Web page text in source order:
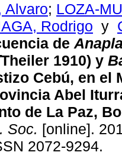
Alvaro; LOZA-
Rodrigo y
de
Theiler 1910) y
Cebú, en el
Abel
de La Paz,
Soc. [online].
2072-9294.